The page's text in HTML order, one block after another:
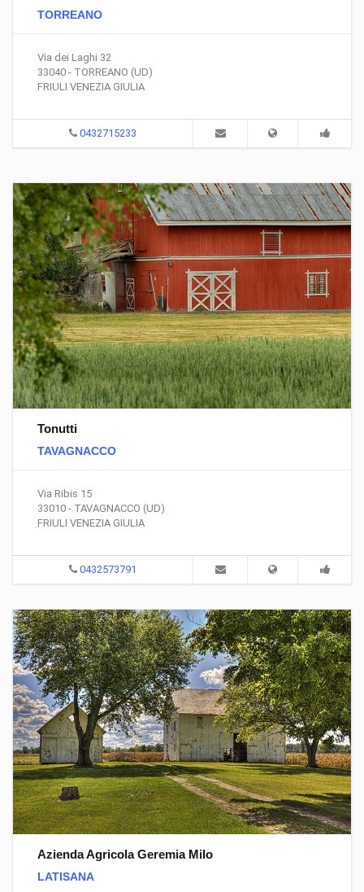
TORREANO
Via dei Laghi 32
33040 - TORREANO (UD)
FRIULI VENEZIA GIULIA
0432715233
Tonutti
TAVAGNACCO
Via Ribis 15
33010 - TAVAGNACCO (UD)
FRIULI VENEZIA GIULIA
0432573791
Azienda Agricola Geremia Milo
LATISANA